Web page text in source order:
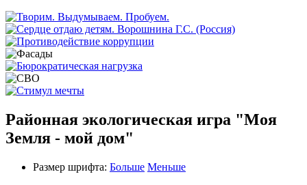
Районная экологическая игра "Моя
Земля - мой дом"
Размер шрифта: Больше Меньше